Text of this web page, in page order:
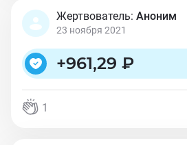
Жертвователь: Аноним
23 ноября 2021
+961,29 ₽
1